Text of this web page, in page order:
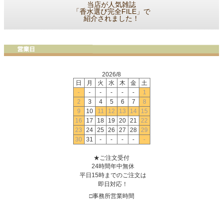
当店が人気雑誌
「香水選び完全FILE」で
紹介されました！
2026/8
日
月 火 水 木 金
土
-
- - - - -
1
2
3 4 5 6 7
8
9
10 11 12 13 14
15
16
17 18 19 20 21
22
23
24 25 26 27 28
29
30
31 - - - - -
★ご注文受付
24時間年中無休
平日15時までのご注文は
即日対応！
□事務所営業時間